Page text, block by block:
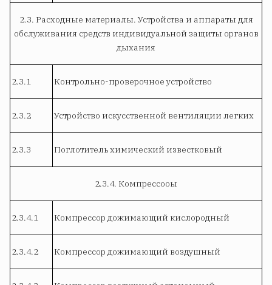
2.3. Расходные материалы. Устройства и аппараты для
обслуживания средств индивидуальной защиты органов
дыхания
2.3.1 Контрольно-проверочное устройство
2.3.2 Устройство искусственной вентиляции легких
2.3.3 Поглотитель химический известковый
2.3.4. Компрессооы
2.3.4.1 Компрессор дожимающий кислородный
2.3.4.2 Компрессор дожимающий воздушный